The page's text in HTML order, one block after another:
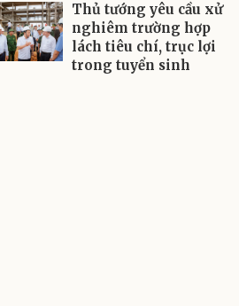
Thủ tướng yêu cầu xử
nghiêm trường hợp
lách tiêu chí, trục lợi
trong tuyển sinh